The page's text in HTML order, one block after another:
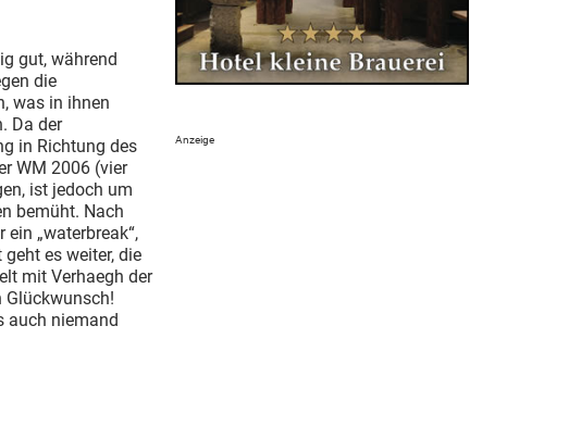
gut, während
die
was in ihnen
Da der
in Richtung des
WM 2006 (vier
ist jedoch um
bemüht. Nach
„waterbreak“,
es weiter, die
mit Verhaegh der
Glückwunsch!
auch niemand